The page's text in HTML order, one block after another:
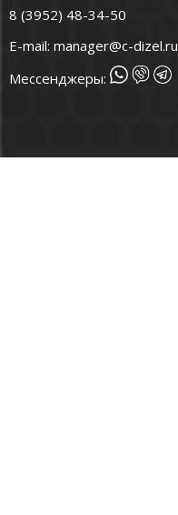
8 (3952) 48-34-50
E-mail: manager@c-dizel.ru
Мессенджеры: